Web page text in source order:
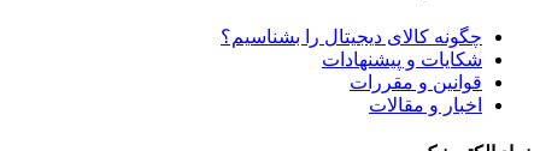
چگونه کالای دیجیتال را بشناسیم؟
شکایات و پیشنهادات
قوانین و مقررات
اخبار و مقالات